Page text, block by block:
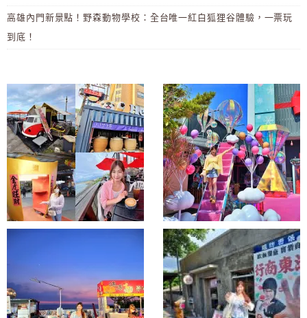
高雄內門新景點！野森動物學校：全台唯一紅白狐狸谷體驗，一票玩
到底！